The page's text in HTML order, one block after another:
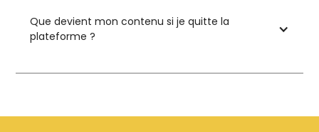
Que devient mon contenu si je quitte la
plateforme ?